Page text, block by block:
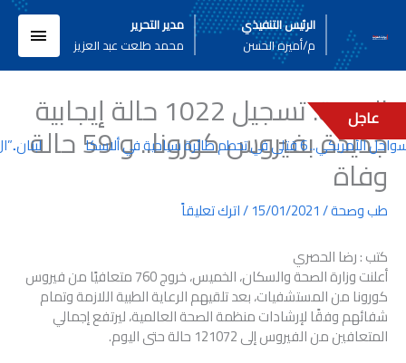
المحتوى
الرئيس التنفيذي
م/أميره الحسن
مدير التحرير
محمد طلعت عبد العزيز
عاجل
قتلى في تحطم طائرة سياحية في ألاسكا
الصحة: تسجيل 1022 حالة إيجابية
جديدة بفيروس كورونا.. و 59 حالة
وفاة
طب وصحة/
15/01/2021
/اترك تعليقاً
كتب : رضا الحصري
أعلنت وزارة الصحة والسكان، الخميس، خروج 760 متعافيًا من فيروس
كورونا من المستشفيات، بعد تلقيهم الرعاية الطبية اللازمة وتمام
شفائهم وفقًا لإرشادات منظمة الصحة العالمية، ليرتفع إجمالي
المتعافين من الفيروس إلى 121072 حالة حتى اليوم.